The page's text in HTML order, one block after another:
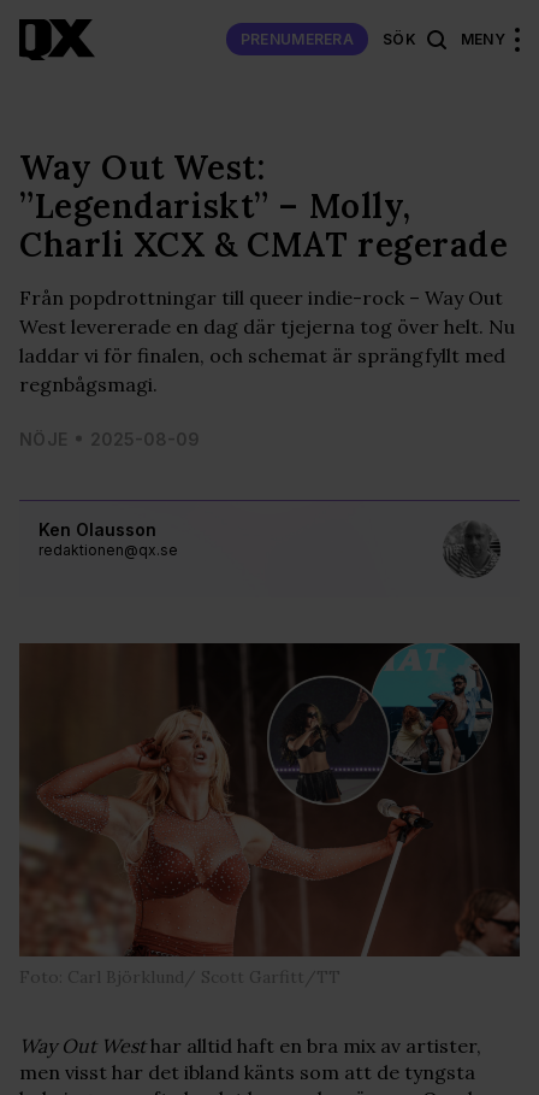
PRENUMERERA SÖK MENY
Ken Olausson
redaktionen@qx.se
Way Out West:
”Legendariskt” – Molly,
Charli XCX & CMAT regerade
Från popdrottningar till queer indie-rock – Way Out
West levererade en dag där tjejerna tog över helt. Nu
laddar vi för finalen, och schemat är sprängfyllt med
regnbågsmagi.
NÖJE 2025-08-09
Foto: Carl Björklund/ Scott Garfitt/TT
Way Out Westhar alltid haft en bra mix av artister,
men visst har det ibland känts som att de tyngsta